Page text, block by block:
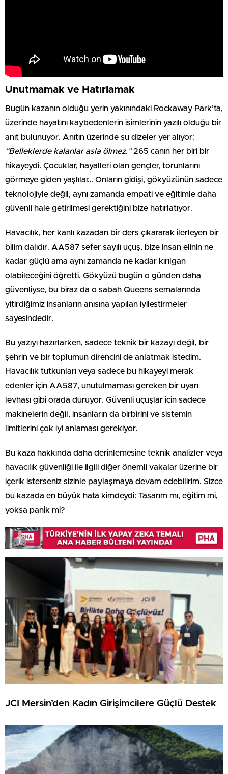
Unutmamak ve Hatırlamak
Bugün kazanın olduğu yerin yakınındaki Rockaway Park’ta,
üzerinde hayatını kaybedenlerin isimlerinin yazılı olduğu bir
anıt bulunuyor. Anıtın üzerinde şu dizeler yer alıyor:
“Belleklerde kalanlar asla ölmez.”265 canın her biri bir
hikayeydi. Çocuklar, hayalleri olan gençler, torunlarını
görmeye giden yaşlılar… Onların gidişi, gökyüzünün sadece
teknolojiyle değil, aynı zamanda empati ve eğitimle daha
güvenli hale getirilmesi gerektiğini bize hatırlatıyor.
Havacılık, her kanlı kazadan bir ders çıkararak ilerleyen bir
bilim dalıdır. AA587 sefer sayılı uçuş, bize insan elinin ne
kadar güçlü ama aynı zamanda ne kadar kırılgan
olabileceğini öğretti. Gökyüzü bugün o günden daha
güvenliyse, bu biraz da o sabah Queens semalarında
yitirdiğimiz insanların anısına yapılan iyileştirmeler
sayesindedir.
Bu yazıyı hazırlarken, sadece teknik bir kazayı değil, bir
şehrin ve bir toplumun direncini de anlatmak istedim.
Havacılık tutkunları veya sadece bu hikayeyi merak
edenler için AA587, unutulmaması gereken bir uyarı
levhası gibi orada duruyor. Güvenli uçuşlar için sadece
makinelerin değil, insanların da birbirini ve sistemin
limitlerini çok iyi anlaması gerekiyor.
Bu kaza hakkında daha derinlemesine teknik analizler veya
havacılık güvenliği ile ilgili diğer önemli vakalar üzerine bir
içerik isterseniz sizinle paylaşmaya devam edebilirim. Sizce
bu kazada en büyük hata kimdeydi: Tasarım mı, eğitim mi,
yoksa panik mi?
JCI Mersin’den Kadın Girişimcilere Güçlü Destek